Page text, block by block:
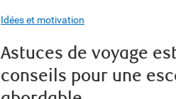
Idées et motivation
Astuces de voyage
conseils pour une